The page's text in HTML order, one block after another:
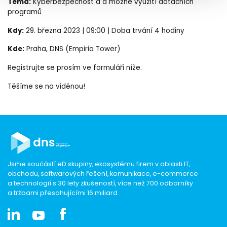
Kyberbezpečnost a a možné využití dotačních
programů
Kdy:29. března 2023 | 09:00 | Doba trvání 4 hodiny
Kde:Praha, DNS (Empiria Tower)
Registrujte se prosím ve formuláři níže.
Těšíme se na viděnou!
Jsme součástí eD skupiny, ekosystému firem v oblasti IT,
obchodu, softwarových řešení, komunikace, e-commerce
a technologií s 30 lety zkušeností, více než 700 odborníky
a tržbami přesahujícími 16 miliard.